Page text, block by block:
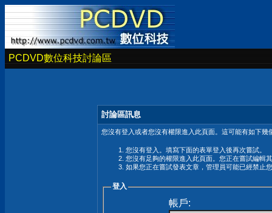
PCDVD數位科技討論區
討論區訊息
您沒有登入或者您沒有權限進入此頁面。這可能有如下幾
您沒有登入。填寫下面的表單登入後再次嘗試。
您沒有足夠的權限進入此頁面。您正在嘗試編輯
如果您正在嘗試發表文章，管理員可能已經禁止
登入
帳戶: